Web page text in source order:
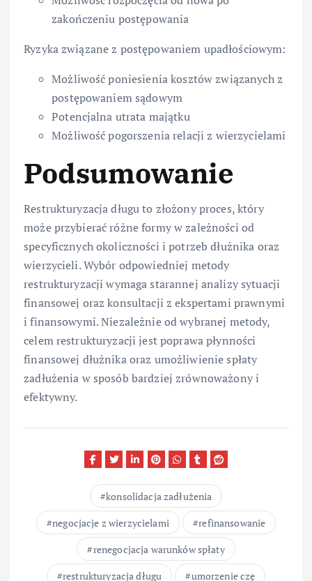
zakończeniu postępowania
Ryzyka związane z postępowaniem upadłościowym:
Możliwość poniesienia kosztów związanych z
postępowaniem sądowym
Potencjalna utrata majątku
Możliwość pogorszenia relacji z wierzycielami
Podsumowanie
Restrukturyzacja długu to złożony proces, który
może przybierać różne formy w zależności od
specyficznych okoliczności i potrzeb dłużnika oraz
wierzycieli. Wybór odpowiedniej metody
restrukturyzacji wymaga starannej analizy sytuacji
finansowej oraz konsultacji z ekspertami prawnymi
i finansowymi. Niezależnie od wybranej metody,
celem restrukturyzacji jest poprawa płynności
finansowej dłużnika oraz umożliwienie spłaty
zadłużenia w sposób bardziej zrównoważony i
efektywny.
konsolidacja zadłużenia
negocjacje z wierzycielami
refinansowanie
renegocjacja warunków spłaty
restrukturyzacja długu
umorzenie czę